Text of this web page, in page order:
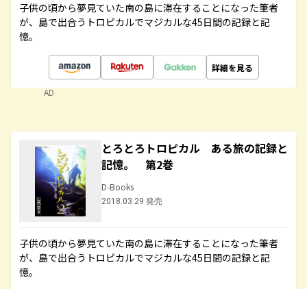
子供の頃から夢見ていた南の島に滞在することになった筆者
が、島で出合うトロピカルでマジカルな45日間の記録と記
憶。
詳細を見る
AD
とろとろトロピカル ある旅の記録と
記憶。 第2巻
D-Books
2018.03.29 発売
子供の頃から夢見ていた南の島に滞在することになった筆者
が、島で出合うトロピカルでマジカルな45日間の記録と記
憶。